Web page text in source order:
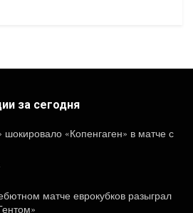
за сегодня
шокировало «Копенгаген» в матче с
матче еврокубков разыграл